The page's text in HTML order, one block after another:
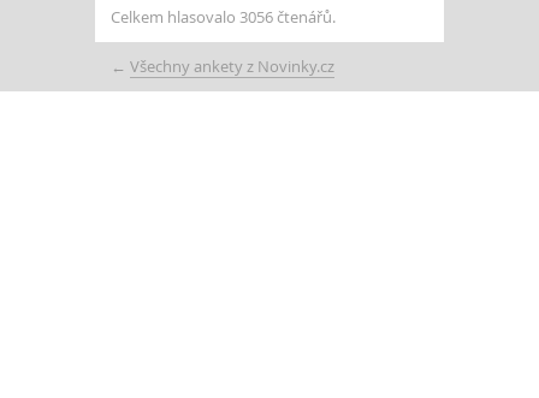
Celkem hlasovalo 3056 čtenářů.
← Všechny ankety z Novinky.cz